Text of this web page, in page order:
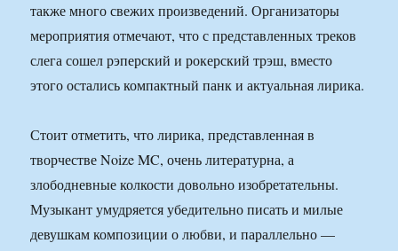
также много свежих произведений. Организаторы
мероприятия отмечают, что с представленных треков
слега сошел рэперский и рокерский трэш, вместо
этого остались компактный панк и актуальная лирика.
Стоит отметить, что лирика, представленная в
творчестве Noize MC, очень литературна, а
злободневные колкости довольно изобретательны.
Музыкант умудряется убедительно писать и милые
девушкам композиции о любви, и параллельно —